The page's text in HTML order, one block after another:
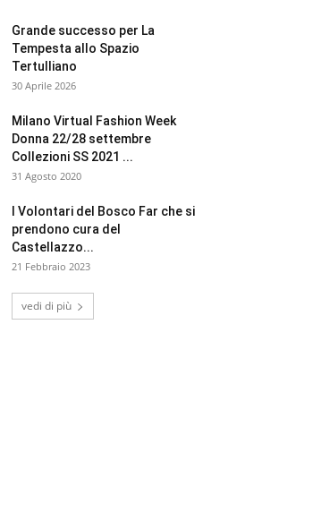
Grande successo per La
Tempesta allo Spazio
Tertulliano
30 Aprile 2026
Milano Virtual Fashion Week
Donna 22/28 settembre
Collezioni SS 2021 ...
31 Agosto 2020
I Volontari del Bosco Far che si
prendono cura del
Castellazzo...
21 Febbraio 2023
vedi di più